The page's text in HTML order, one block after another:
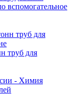
труб для